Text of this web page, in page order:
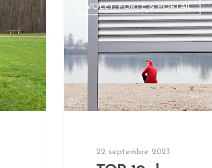
VOLET, PORTE & PORTAIL
22 septembre 2023